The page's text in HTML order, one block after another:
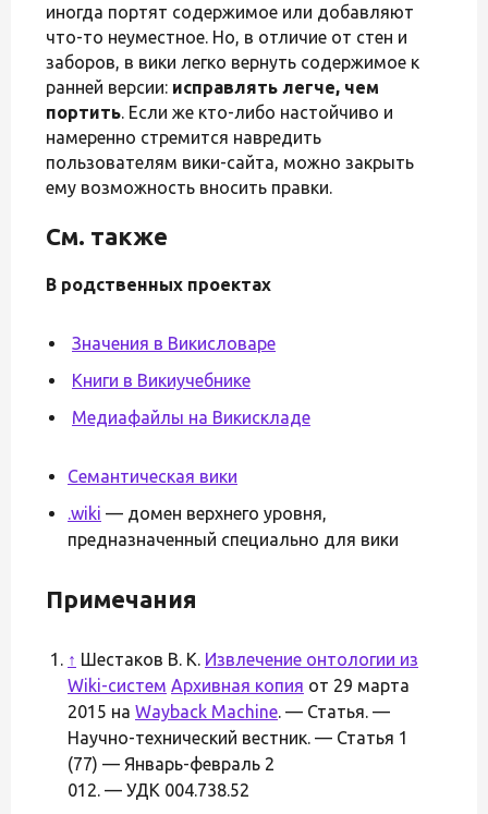
иногда портят содержимое или добавляют
что-то неуместное. Но, в отличие от стен и
заборов, в вики легко вернуть содержимое к
ранней версии: исправлять легче, чем
портить. Если же кто-либо настойчиво и
намеренно стремится навредить
пользователям вики-сайта, можно закрыть
ему возможность вносить правки.
См. также
В родственных проектах
Значения в Викисловаре
Книги в Викиучебнике
Медиафайлы на Викискладе
Семантическая вики
.wiki — домен верхнего уровня,
предназначенный специально для вики
Примечания
↑ Шестаков В. К. Извлечение онтологии из
Wiki-систем Архивная копия от 29 марта
2015 на Wayback Machine. — Статья. —
Научно-технический вестник. — Статья 1
(77) — Январь-февраль 2
012. — УДК 004.738.52